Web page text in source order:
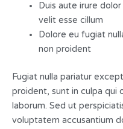
Duis aute irure
velit esse cillum
Dolore eu fugiat
non proident
Fugiat nulla pariatur
proident, sunt in culpa qui
laborum. Sed ut
voluptatem accusantium